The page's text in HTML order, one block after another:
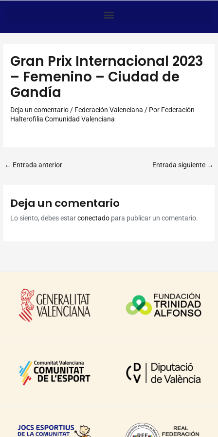
Gran Prix Internacional 2023
– Femenino – Ciudad de
Gandía
Deja un comentario / Federación Valenciana / Por Federación
Halterofilia Comunidad Valenciana
← Entrada anterior Entrada siguiente →
Deja un comentario
Lo siento, debes estarconectado para publicar un comentario.